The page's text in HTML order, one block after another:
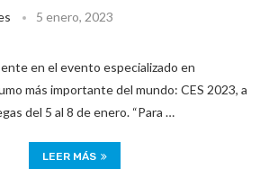
5 enero, 2023
en el evento especializado en
más importante del mundo: CES 2023, a
del 5 al 8 de enero. “Para …
LEER MÁS